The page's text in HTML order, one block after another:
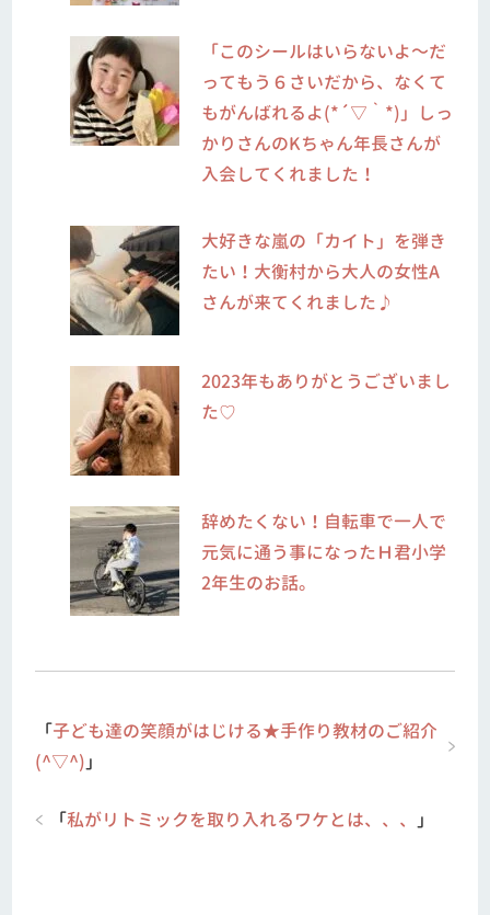
「このシールはいらないよ～だ
ってもう６さいだから、なくて
もがんばれるよ(*´▽｀*)」しっ
かりさんのKちゃん年長さんが
入会してくれました！
大好きな嵐の「カイト」を弾き
たい！大衡村から大人の女性A
さんが来てくれました♪
2023年もありがとうございまし
た♡
辞めたくない！自転車で一人で
元気に通う事になったＨ君小学
2年生のお話。
「子ども達の笑顔がはじける★手作り教材のご紹介
(^▽^) 」
「私がリトミックを取り入れるワケとは、、、 」